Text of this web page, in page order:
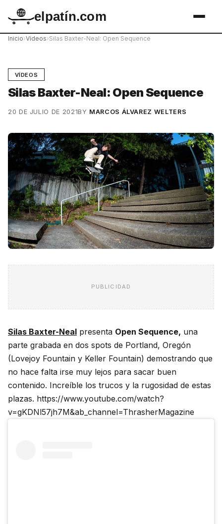
elpatín.com
Inicio›Vídeos›Silas Baxter-Neal: Open Sequence
VÍDEOS
Silas Baxter-Neal: Open Sequence
20 DE JULIO DE 2021BY MARCOS ÁLVAREZ WELTERS
PUBLICIDAD
Silas Baxter-Neal presenta Open Sequence, una
parte grabada en dos spots de Portland, Oregón
(Lovejoy Fountain y Keller Fountain) demostrando que
no hace falta irse muy lejos para sacar buen
contenido. Increíble los trucos y la rugosidad de estas
plazas. https://www.youtube.com/watch?
v=gKDNl57jh7M&ab_channel=ThrasherMagazine